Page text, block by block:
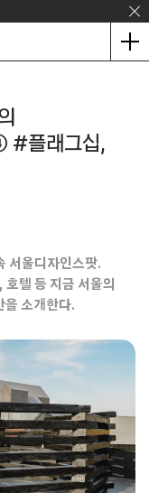
#플래그십,
서울디자인스팟.
텔 등 지금 서울의
을 소개한다.